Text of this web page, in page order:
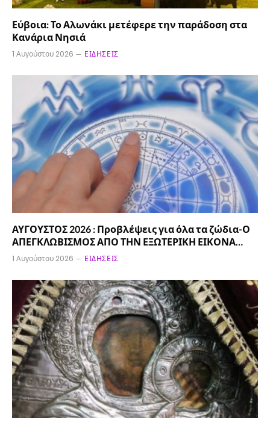
Εύβοια: Το Αλωνάκι μετέφερε την παράδοση στα
Κανάρια Νησιά
1 Αυγούστου 2026 ΕΙΔΉΣΕΙΣ
ΑΥΓΟΥΣΤΟΣ 2026 : Προβλέψεις για όλα τα ζώδια-Ο
ΑΠΕΓΚΛΩΒΙΣΜΟΣ ΑΠΟ ΤΗΝ ΕΞΩΤΕΡΙΚΗ ΕΙΚΟΝΑ…
1 Αυγούστου 2026 ΕΙΔΉΣΕΙΣ